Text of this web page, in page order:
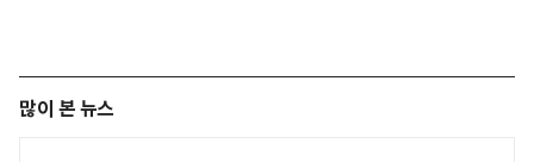
많이 본 뉴스